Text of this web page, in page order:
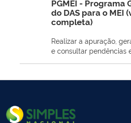
PGMEI - Programa
do DAS para o MEI
completa)
Realizar a apuração,
e consultar pendências